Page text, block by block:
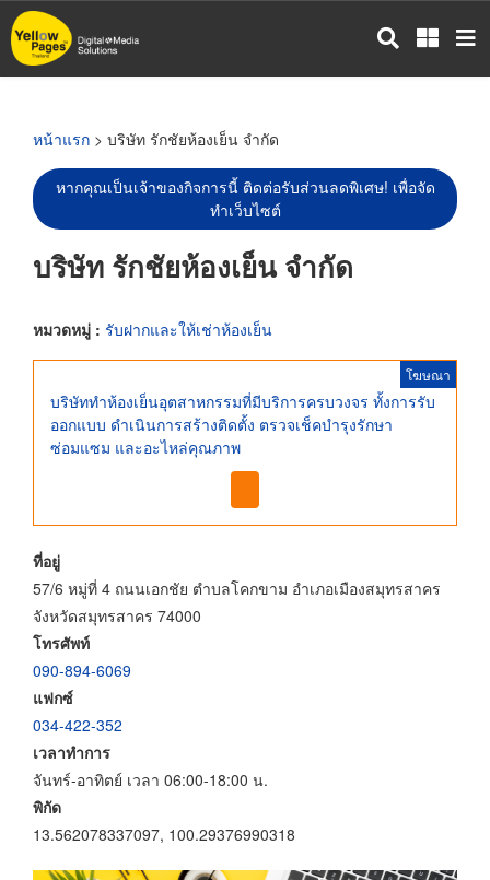
ข้าม
ไป
หน้าแรก > บริษัท รักชัยห้องเย็น จำกัด
หากคุณเป็นเจ้าของกิจการนี้ ติดต่อรับส่วนลดพิเศษ! เพื่อจัด
ทำเว็บไซต์
บริษัท รักชัยห้องเย็น จำกัด
หมวดหมู่ : รับฝากและให้เช่าห้องเย็น
โฆษณา
บริษัททำห้องเย็นอุตสาหกรรมที่มีบริการครบวงจร ทั้งการรับ
ออกแบบ ดำเนินการสร้างติดตั้ง ตรวจเช็คบำรุงรักษา
ซ่อมแซม และอะไหล่คุณภาพ
ที่อยู่
57/6 หมู่ที่ 4 ถนนเอกชัย ตำบลโคกขาม อำเภอเมืองสมุทรสาคร
จังหวัดสมุทรสาคร 74000
โทรศัพท์
090-894-6069
แฟกซ์
034-422-352
เวลาทำการ
จันทร์-อาทิตย์ เวลา 06:00-18:00 น.
พิกัด
13.562078337097, 100.29376990318